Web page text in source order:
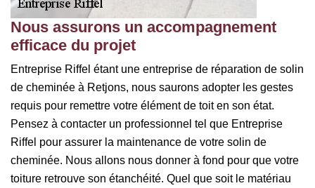
Nous assurons un accompagnement
efficace du projet
Entreprise Riffel étant une entreprise de réparation de solin
de cheminée à Retjons, nous saurons adopter les gestes
requis pour remettre votre élément de toit en son état.
Pensez à contacter un professionnel tel que Entreprise
Riffel pour assurer la maintenance de votre solin de
cheminée. Nous allons nous donner à fond pour que votre
toiture retrouve son étanchéité. Quel que soit le matériau